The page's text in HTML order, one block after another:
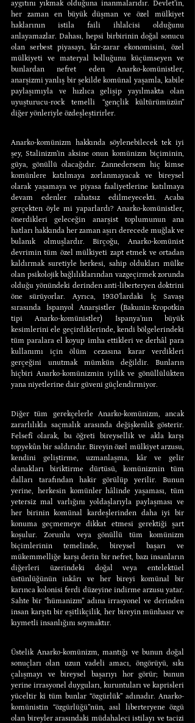
aygıtını yıkmak olduğuna inanmalarıdır. Devlet’in,
her zaman en büyük düşman ve özel mülkiyet
haklarının istila faili ihlalcisi olduğunu
anlayamazlar. Dahası, hepsi birbirinin doğal sonucu
olan serbest piyasayı, kâr-zarar ekonomisini, özel
mülkiyeti ve materyal bolluğunu küçümseyen ve
bunlardan nefret eden Anarko-komünistler,
anarşizmi yanlış bir şekilde komünal yaşamla, kabile
paylaşımıyla ve hızlıca gelişip yayılmakta olan
uyuşturucu-rock temelli “gençlik kültürümüzün”
diğer yönleriyle özdeşleştirirler.
Anarko-komünizm hakkında söylenebilecek tek iyi
şey, Stalinizm’in aksine onun komünizm biçiminin,
güya, gönüllü olacağıdır. Zannedersem hiç kimse
komünlere katılmaya zorlanmayacak ve bireysel
olarak yaşamaya ve piyasa faaliyetlerine katılmaya
devam edenler rahatsız edilmeyecekti. Acaba
gerçekten öyle mi yaparlardı? Anarko-komünistler,
önerdikleri geleceğin anarşist toplumunun ana
hatları hakkında her zaman aşırı derecede muğlak ve
bulanık olmuşlardır. Birçoğu, Anarko-komünist
devrimin tüm özel mülkiyeti zapt etmek ve ortadan
kaldırmak suretiyle herkesi, sahip oldukları mülke
olan psikolojik bağlılıklarından vazgeçirmek zorunda
olduğu yönündeki derinden anti-liberteryen doktrini
öne sürüyorlar. Ayrıca, 1930’lardaki İç Savaşı
sırasında İspanyol Anarşistler (Bakunin-Kropotkin
tipi Anarko-komünistler) İspanya’nın büyük
kesimlerini ele geçirdiklerinde, kendi bölgelerindeki
tüm paralara el koyup imha ettikleri ve derhâl para
kullanımı için ölüm cezasına karar verdikleri
gerçeğini unutmak mümkün değildir. Bunların
hiçbiri Anarko-komünizmin iyilik ve gönüllülükten
yana niyetlerine dair güveni güçlendirmiyor.
Diğer tüm gerekçelerle Anarko-komünizm, ancak
zararlılıkla saçmalık arasında değişkenlik gösterir.
Felsefî olarak, bu öğreti bireysellik ve akla karşı
topyekûn bir saldırıdır. Bireyin özel mülkiyet arzusu,
kendini geliştirme, uzmanlaşma, kâr ve gelir
olanakları biriktirme dürtüsü, komünizmin tüm
dalları tarafından hakir görülüp yerilir. Bunun
yerine, herkesin komünler hâlinde yaşaması, tüm
yetersiz mal varlığını yoldaşlarıyla paylaşması ve
her birinin komünal kardeşlerinden daha iyi bir
konuma geçmemeye dikkat etmesi gerektiği şart
koşulur. Zorunlu veya gönüllü tüm komünizm
biçimlerinin temelinde, bireysel başarı ve
mükemmelliğe karşı derin bir nefret, bazı insanların
diğerleri üzerindeki doğal veya entelektüel
üstünlüğünün inkârı ve her bireyi komünal bir
karınca kolonisi ferdi düzeyine indirme arzusu yatar.
Sahte bir “hümanizm” adına irrasyonel ve derinden
insan karşıtı bir eşitlikçilik, her bireyin münhasır ve
kıymetli insanlığını soymaktır.
Üstelik Anarko-komünizm, mantığı ve bunun doğal
sonuçları olan uzun vadeli amacı, öngörüyü, sıkı
çalışmayı ve bireysel başarıyı hor görür; bunun
yerine irrasyonel duyguları, kuruntuları ve kaprisleri
yüceltir ki tüm bunlar “özgürlük” adınadır. Anarko-
komünistin “özgürlüğü”nün, asıl liberteryene özgü
olan bireyler arasındaki müdahaleci istilayı ve tacizi